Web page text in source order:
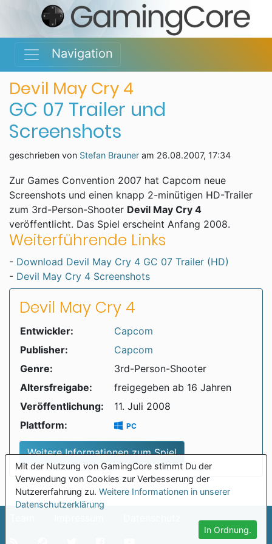
Mit der Nutzung von GamingCore stimmt Du der
Verwendung von Cookies zur Verbesserung der
Nutzererfahrung zu. Weitere Informationen in unserer
Datenschutzerklärung
In Ordnung.
Navigation
Devil May Cry 4
GC 07 Trailer und
Screenshots
geschrieben von Stefan Brauner am 26.08.2007, 17:34
Zur Games Convention 2007 hat Capcom neue
Screenshots und einen knapp 2-minütigen HD-Trailer
zum 3rd-Person-Shooter Devil May Cry 4
veröffentlicht. Das Spiel erscheint Anfang 2008.
Weiterführende Links
- Download Devil May Cry 4 GC 07 Trailer (HD)
- Devil May Cry 4 Screenshots
Devil May Cry 4
Entwickler:
Capcom
Publisher:
Capcom
Genre:
3rd-Person-Shooter
Altersfreigabe:
freigegeben ab 16 Jahren
Veröffentlichung:
11. Juli 2008
Plattform:
PC
Weitere Informationen zum Spiel